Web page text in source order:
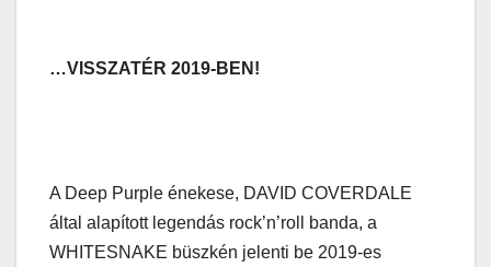
…VISSZATÉR 2019-BEN!
A Deep Purple énekese, DAVID COVERDALE
által alapított legendás rock’n’roll banda, a
WHITESNAKE büszkén jelenti be 2019-es